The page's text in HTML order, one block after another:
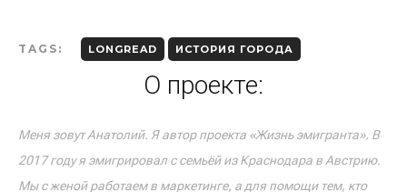
TAGS: LONGREAD ИСТОРИЯ ГОРОДА
О проекте:
Меня зовут Анатолий. Я автор проекта «Жизнь эмигранта». В
2017 году я эмигрировал с семьёй из Краснодара в Австрию.
Мы с женой работаем в маркетинге, а для помощи тем, кто